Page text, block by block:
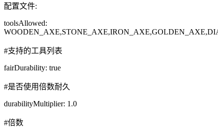
配置文件:
toolsAllowed:
#支持的工具列表
fairDurability: true
#是否使用倍数耐久
durabilityMultiplier: 1.0
#倍数